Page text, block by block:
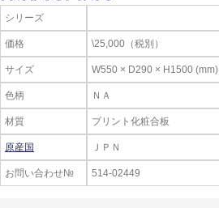
シリーズ
価格 \25,000（税別）
サイズ W550 × D290 × H1500 (mm)
色柄 ＮＡ
材質 プリント化粧合板
原産国 ＪＰＮ
お問い合わせ№ 514-02449